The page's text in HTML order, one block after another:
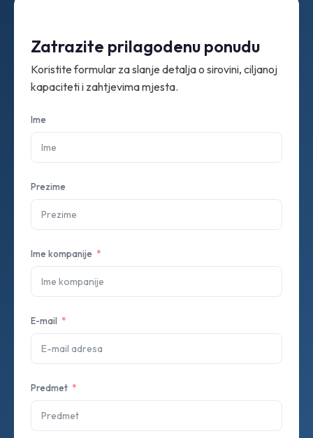
Zatrazite prilagodenu ponudu
Koristite formular za slanje detalja o sirovini, ciljanoj
kapaciteti i zahtjevima mjesta.
Ime
Prezime
Ime kompanije
E-mail
Predmet